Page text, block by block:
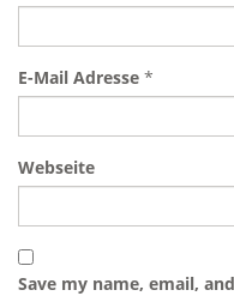
E-Mail Adresse *
Webseite
Save my name, email,